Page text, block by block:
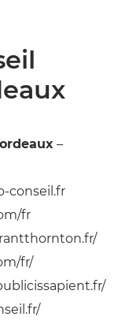
–
conseil.fr
fr
fr/